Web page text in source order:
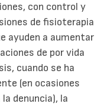
con control y
de fisioterapia
ayuden a aumentar
de por vida
cuando se ha
(en ocasiones
denuncia), la